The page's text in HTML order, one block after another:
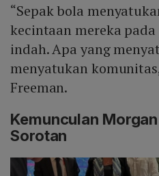
“Sepak bola
kecintaan mereka
indah. Apa yang
menyatukan
Freeman.
Kemunculan
Sorotan